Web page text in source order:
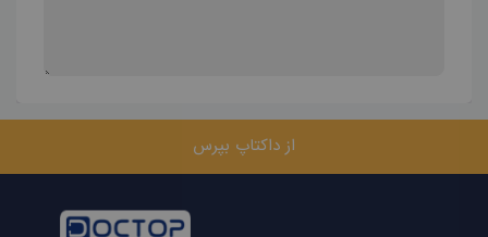
از داکتاپ بپرس